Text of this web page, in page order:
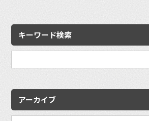
キーワード検索
アーカイブ